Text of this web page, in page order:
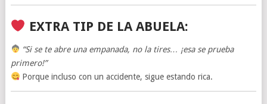
EXTRA TIP DE LA ABUELA:
“Si se te abre una empanada, no la tires… ¡esa se prueba
primero!”
Porque incluso con un accidente, sigue estando rica.